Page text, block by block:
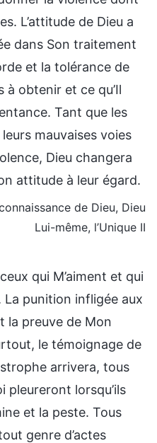
L’attitude de Dieu a
dans Son traitement
et la tolérance de
à obtenir et ce qu’Il
Tant que les
mauvaises voies
Dieu changera
attitude à leur égard.
de Dieu, Dieu
Lui-même, l’Unique II
qui M’aiment et qui
punition infligée aux
la preuve de Mon
le témoignage de
arrivera, tous
pleureront lorsqu’ils
et la peste. Tous
genre d’actes